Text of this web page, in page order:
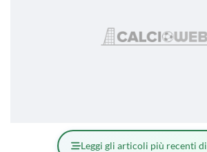
Leggi gli articoli più recenti di